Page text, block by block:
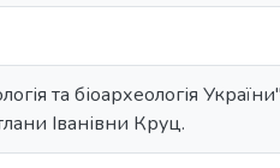
та біоархеологія
Іванівни Круц.